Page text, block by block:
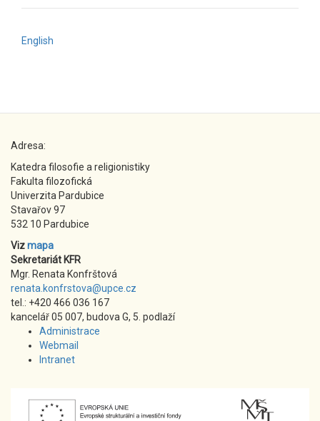
English
Adresa:
Katedra filosofie a religionistiky
Fakulta filozofická
Univerzita Pardubice
Stavařov 97
532 10 Pardubice
Vizmapa
Sekretariát KFR
Mgr. Renata Konfrštová
renata.konfrstova@upce.cz
tel.: +420 466 036 167
kancelář 05 007, budova G, 5. podlaží
Administrace
Webmail
Intranet